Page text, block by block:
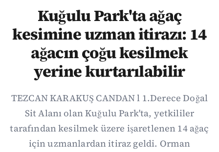
Kuğulu Park'ta ağaç
kesimine uzman itirazı: 14
ağacın çoğu kesilmek
yerine kurtarılabilir
TEZCAN KARAKUŞ CANDAN l 1.Derece Doğal
Sit Alanı olan Kuğulu Park'ta, yetkililer
tarafından kesilmek üzere işaretlenen 14 ağaç
için uzmanlardan itiraz geldi. Orman